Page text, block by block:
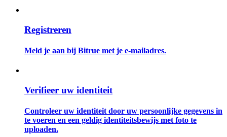
Futures-startgids
Registreren
Meld je aan bij Bitrue met je e-mailadres.
Verifieer uw identiteit
Controleer uw identiteit door uw persoonlijke gegevens in
te voeren en een geldig identiteitsbewijs met foto te
uploaden.